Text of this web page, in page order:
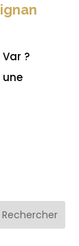
?
une
Rechercher